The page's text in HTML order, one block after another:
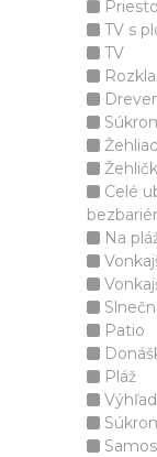
TV s
TV
Celé
Na
Patio
Pláž
Výhľad